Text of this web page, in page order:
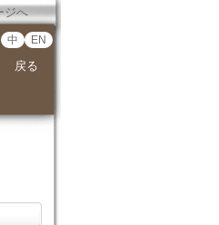
ジへ
中 EN
戻る